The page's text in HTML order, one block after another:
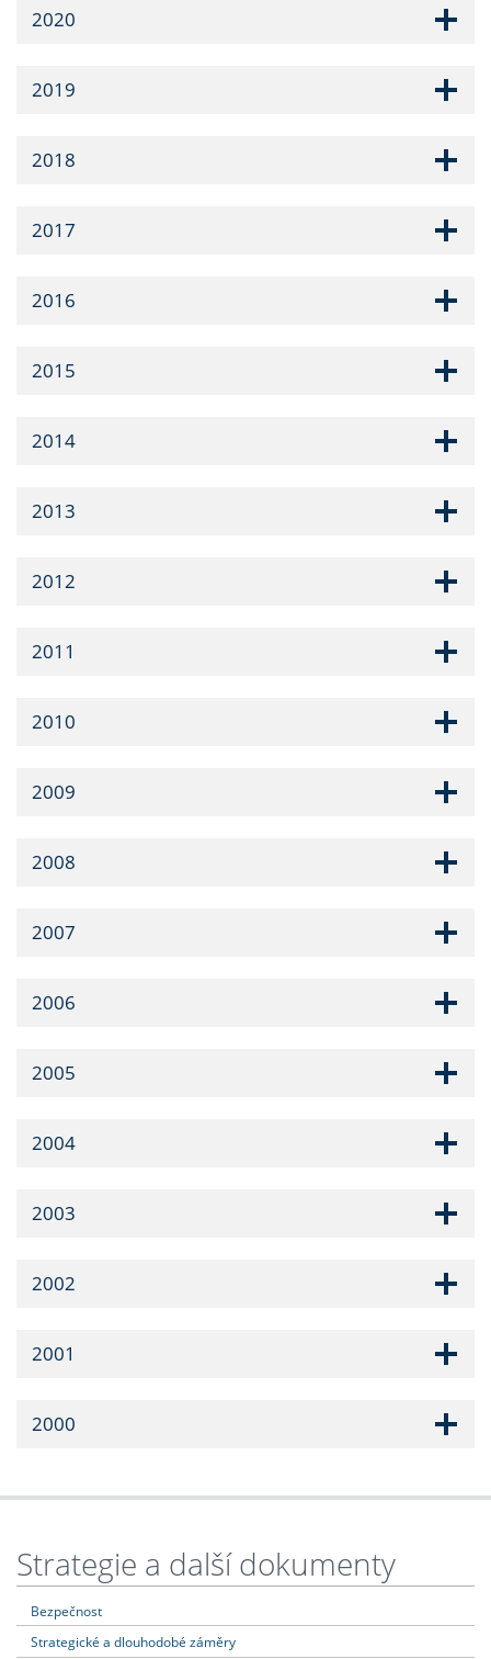
2020
2019
2018
2017
2016
2015
2014
2013
2012
2011
2010
2009
2008
2007
2006
2005
2004
2003
2002
2001
2000
Strategie a další dokumenty
Bezpečnost
Strategické a dlouhodobé záměry